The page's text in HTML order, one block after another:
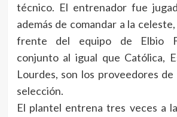
técnico. El entrenador fue
además de comandar a la
frente del equipo de Elbio
conjunto al igual que Católica,
Lourdes, son los proveedores
selección.
El plantel entrena tres veces a